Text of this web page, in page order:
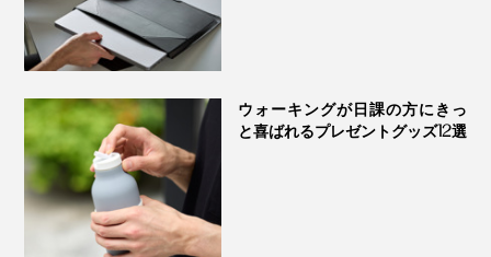
ウォーキングが日課の方にきっ
と喜ばれるプレゼントグッズ12選